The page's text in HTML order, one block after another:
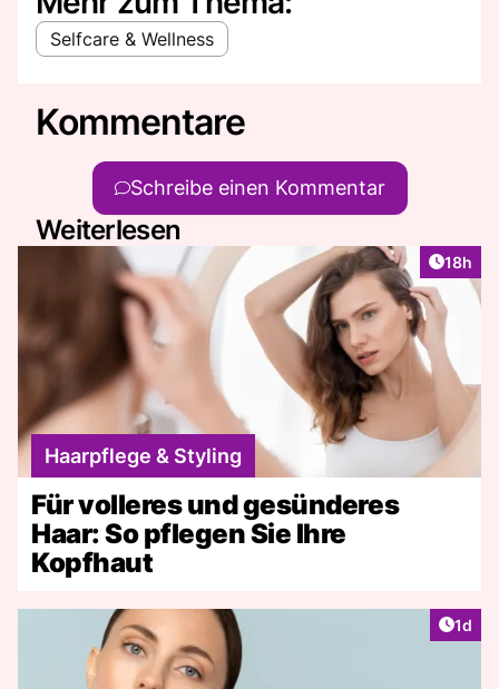
Selfcare & Wellness
Kommentare
Schreibe einen Kommentar
Weiterlesen
Artikel
18h
Haarpflege & Styling
Für volleres und gesünderes
Haar: So pflegen Sie Ihre
Kopfhaut
1d